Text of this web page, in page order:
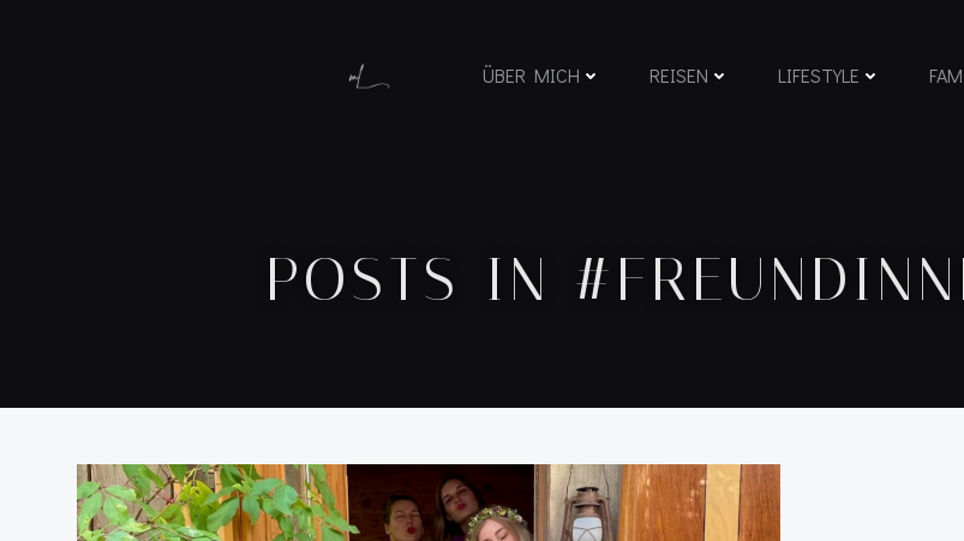
ÜBER MICH REISEN LIFESTYLE
POSTS IN